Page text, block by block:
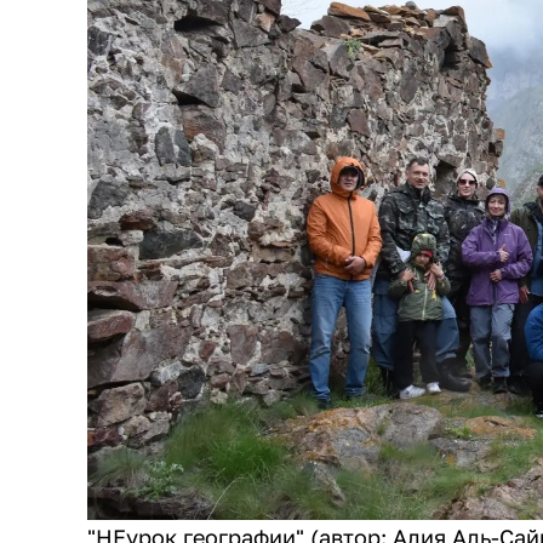
"НЕурок географии" (автор: Алия Аль-